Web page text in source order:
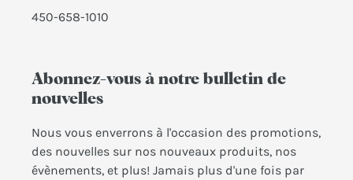
450-658-1010
Abonnez-vous à notre bulletin de
nouvelles
Nous vous enverrons à l'occasion des promotions,
des nouvelles sur nos nouveaux produits, nos
évènements, et plus! Jamais plus d'une fois par